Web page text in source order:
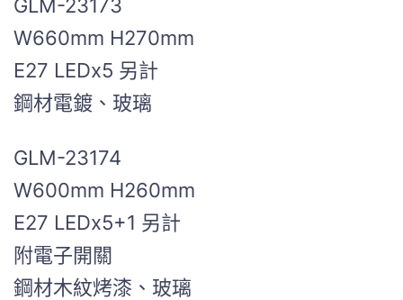
GLM-23173
W660mm H270mm
E27 LEDx5 另計
鋼材電鍍、玻璃
GLM-23174
W600mm H260mm
E27 LEDx5+1 另計
附電子開關
鋼材木紋烤漆、玻璃